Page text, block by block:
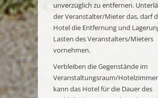
unverzüglich zu entfernen.
der Veranstalter/Mieter das, darf
Hotel die Entfernung und
Lasten des Veranstalters/Mieters
vornehmen.
Verbleiben die Gegenstände im
Veranstaltungsraum/
kann das Hotel für die Dauer des